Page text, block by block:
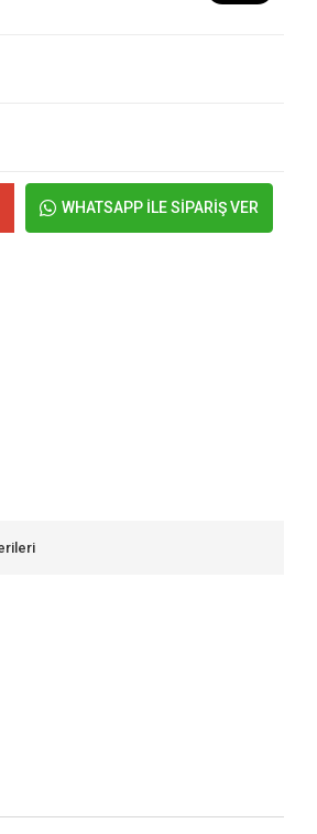
WHATSAPP İLE SİPARİŞ VER